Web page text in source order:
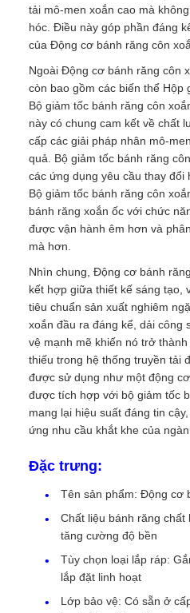
tải mô-men xoắn cao mà
hóc. Điều này góp phần đáng
của Động cơ bánh răng côn
Ngoài Động cơ bánh răng côn
còn bao gồm các biến thể Hộp
Bộ giảm tốc bánh răng côn
này có chung cam kết về chất
cấp các giải pháp nhân mô-
quả. Bộ giảm tốc bánh răng
các ứng dụng yêu cầu thay
Bộ giảm tốc bánh răng côn
bánh răng xoắn ốc với chức
được vận hành êm hơn và
mà hơn.
Nhìn chung, Động cơ bánh
kết hợp giữa thiết kế sáng tạo,
tiêu chuẩn sản xuất nghiêm
xoắn đầu ra đáng kể, dải công
vệ mạnh mẽ khiến nó trở
thiếu trong hệ thống truyền tải
được sử dụng như một động
được tích hợp với bộ giảm tốc
mang lại hiệu suất đáng tin
ứng nhu cầu khắt khe của
Đặc trưng:
Tên sản phẩm: Động cơ
Chất liệu bánh răng
tăng cường độ bền
Tùy chọn loại lắp ráp:
lắp đặt linh hoạt
Lớp bảo vệ: Có sẵn ở